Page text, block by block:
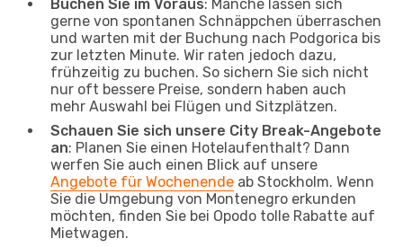
Buchen Sie im Voraus: Manche lassen sich
gerne von spontanen Schnäppchen überraschen
und warten mit der Buchung nach Podgorica bis
zur letzten Minute. Wir raten jedoch dazu,
frühzeitig zu buchen. So sichern Sie sich nicht
nur oft bessere Preise, sondern haben auch
mehr Auswahl bei Flügen und Sitzplätzen.
Schauen Sie sich unsere City Break-Angebote
an: Planen Sie einen Hotelaufenthalt? Dann
werfen Sie auch einen Blick auf unsere
Angebote für Wochenende ab Stockholm. Wenn
Sie die Umgebung von Montenegro erkunden
möchten, finden Sie bei Opodo tolle Rabatte auf
Mietwagen.